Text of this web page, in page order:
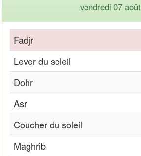
vendredi 07 août
Fadjr
Lever du soleil
Dohr
Asr
Coucher du soleil
Maghrib